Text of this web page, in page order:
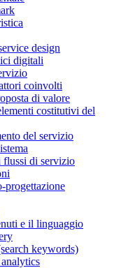
design
digitali
coinvolti
di valore
costitutivi del
del servizio
flussi di servizio
progettazione
e il linguaggio
keywords)